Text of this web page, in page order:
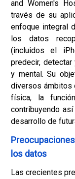
and Women's
través de su
enfoque integral
los datos
(incluidos el
predecir,
y mental. Su
diversos ámbitos
física, la
contribuyendo
desarrollo de
los datos
Las crecientes